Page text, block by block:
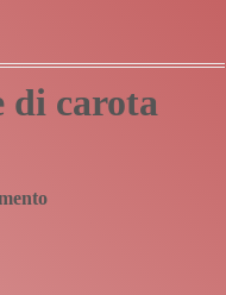
di carota